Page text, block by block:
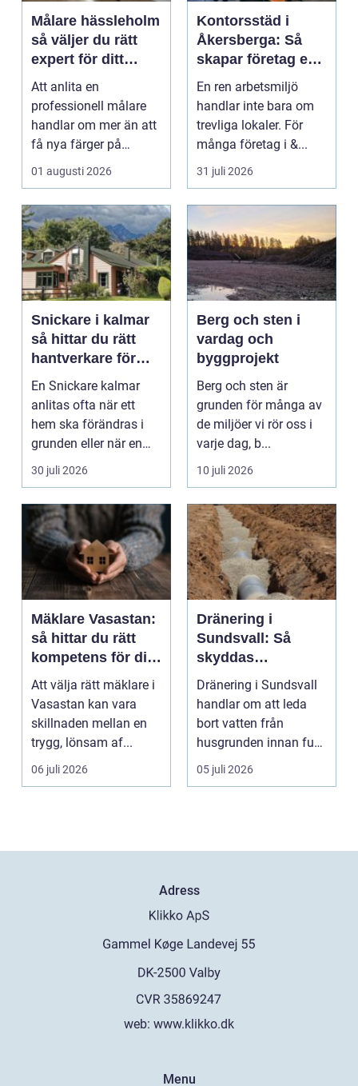
Målare hässleholm
så väljer du rätt
expert för ditt
måleriprojekt
Att anlita en
professionell målare
handlar om mer än att
få nya färger på
väggarna. En kunnig
01 augusti 2026
Kontorsstäd i
Åkersberga: Så
skapar företag en
ren, trygg och
effektiv
arbetsplats
En ren arbetsmiljö
handlar inte bara om
trevliga lokaler. För
många företag i &...
31 juli 2026
Snickare i kalmar
så hittar du rätt
hantverkare för
ditt byggprojekt
En Snickare kalmar
anlitas ofta när ett
hem ska förändras i
grunden eller när en
detalj äntligen sk...
30 juli 2026
Berg och sten i
vardag och
byggprojekt
Berg och sten är
grunden för många av
de miljöer vi rör oss i
varje dag, b...
10 juli 2026
Mäklare Vasastan:
så hittar du rätt
kompetens för din
bostadsaffär
Att välja rätt mäklare i
Vasastan kan vara
skillnaden mellan en
trygg, lönsam af...
06 juli 2026
Dränering i
Sundsvall: Så
skyddas
husgrunden mot
fukt
Dränering i Sundsvall
handlar om att leda
bort vatten från
husgrunden innan fukt
hinner o...
05 juli 2026
Adress
web: www.klikko.dk
Menu